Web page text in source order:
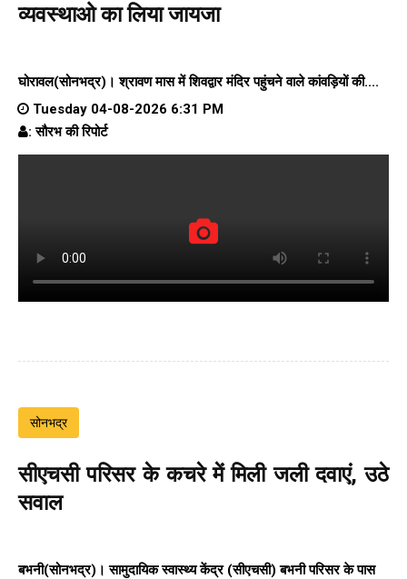
व्यवस्थाओ का लिया जायजा
घोरावल(सोनभद्र)। श्रावण मास में शिवद्वार मंदिर पहुंचने वाले कांवड़ियों की....
Tuesday 04-08-2026 6:31 PM
: सौरभ की रिपोर्ट
सोनभद्र
सीएचसी परिसर के कचरे में मिली जली दवाएं, उठे
सवाल
बभनी(सोनभद्र)। सामुदायिक स्वास्थ्य केंद्र (सीएचसी) बभनी परिसर के पास